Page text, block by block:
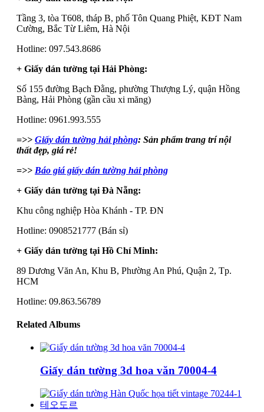
Tầng 3, tòa T608, tháp B, phố Tôn Quang Phiệt, KĐT Nam
Cường, Bắc Từ Liêm, Hà Nội
Hotline: 097.543.8686
+ Giấy dán tường tại Hải Phòng:
Số 155 đường Bạch Đằng, phường Thượng Lý, quận Hồng
Bàng, Hải Phòng (gần cầu xi măng)
Hotline: 0961.993.555
=>> Giấy dán tường hải phòng: Sản phẩm trang trí nội
thất đẹp, giá rẻ!
=>> Báo giá giấy dán tường hải phòng
+ Giấy dán tường tại Đà Nẵng:
Khu công nghiệp Hòa Khánh - TP. ĐN
Hotline: 0908521777 (Bán sỉ)
+ Giấy dán tường tại Hồ Chí Minh:
89 Dương Văn An, Khu B, Phường An Phú, Quận 2, Tp.
HCM
Hotline: 09.863.56789
Related Albums
Giấy dán tường 3d hoa văn 70004-4